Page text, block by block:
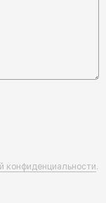
конфиденциальности.